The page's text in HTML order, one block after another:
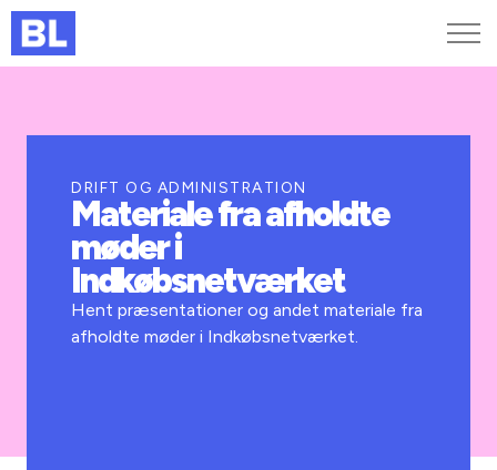
Kurser og arrangementer
Jobportalen
DRIFT OG ADMINISTRATION
Materiale fra afholdte
møder i
Indkøbsnetværket
Hent præsentationer og andet materiale fra
afholdte møder i Indkøbsnetværket.